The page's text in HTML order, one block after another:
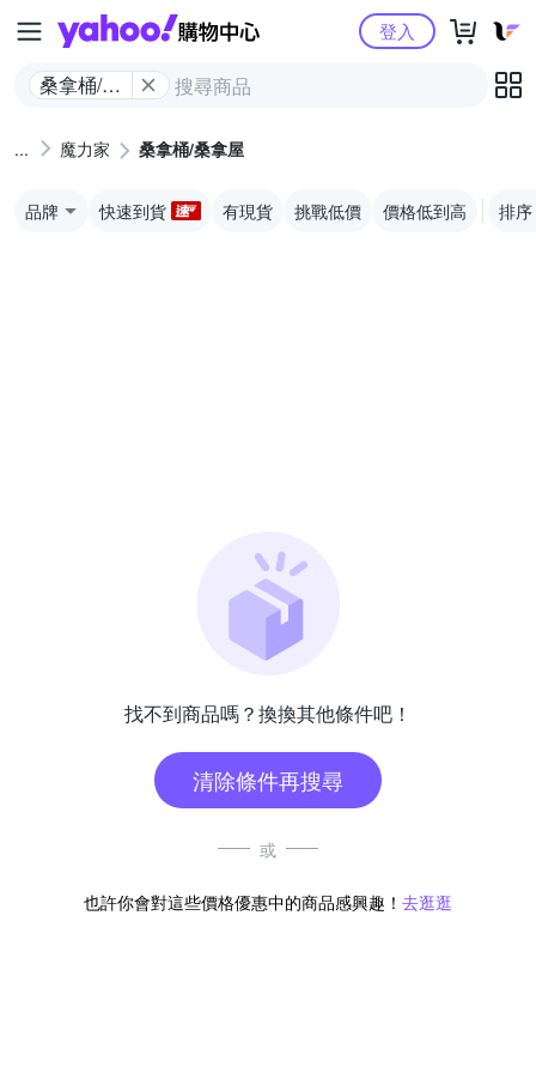
Yahoo購物中心
桑拿桶/桑
登入
魔力家 桑拿桶/桑拿屋
品牌 快速到貨 有現貨 挑戰低價 價格低到高 排序
找不到商品嗎？換換其他條件吧！
清除條件再搜尋
或
也許你會對這些價格優惠中的商品感興趣！ 去逛逛